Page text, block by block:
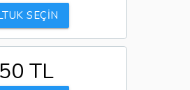
SEÇİN
TL